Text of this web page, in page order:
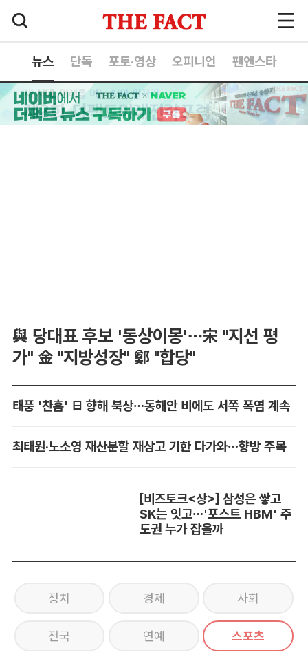
뉴스 단독 포토·영상 오피니언 팬앤스타
與 당대표 후보 '동상이몽'…宋 "지선 평
가" 金 "지방성장" 鄭 "합당"
태풍 '찬홈' 日 향해 북상…동해안 비에도 서쪽 폭염 계속
최태원·노소영 재산분할 재상고 기한 다가와…향방 주목
[비즈토크<상>] 삼성은 쌓고
SK는 잇고…'포스트 HBM' 주
도권 누가 잡을까
정치 경제 사회
전국 연예 스포츠